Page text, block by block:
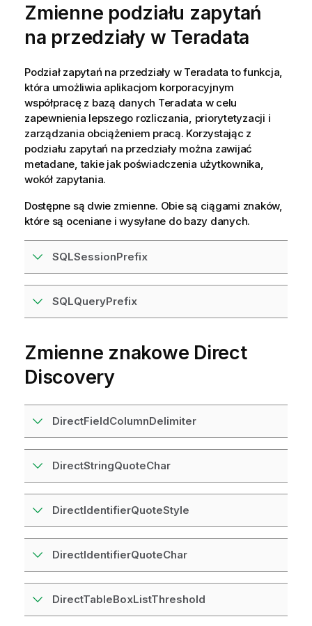
Zmienne podziału zapytań
na przedziały w Teradata
Podział zapytań na przedziały w Teradata to funkcja,
która umożliwia aplikacjom korporacyjnym
współpracę z bazą danych Teradata w celu
zapewnienia lepszego rozliczania, priorytetyzacji i
zarządzania obciążeniem pracą. Korzystając z
podziału zapytań na przedziały można zawijać
metadane, takie jak poświadczenia użytkownika,
wokół zapytania.
Dostępne są dwie zmienne. Obie są ciągami znaków,
które są oceniane i wysyłane do bazy danych.
SQLSessionPrefix
SQLQueryPrefix
Zmienne znakowe Direct
Discovery
DirectFieldColumnDelimiter
DirectStringQuoteChar
DirectIdentifierQuoteStyle
DirectIdentifierQuoteChar
DirectTableBoxListThreshold